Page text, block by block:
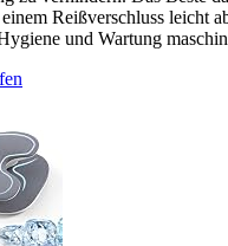
Reißverschluss leicht
und Wartung